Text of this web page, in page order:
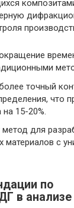
точный
что
15-20%.
метод для
материалов с
по
в